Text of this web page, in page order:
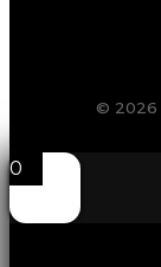
© 2026
0